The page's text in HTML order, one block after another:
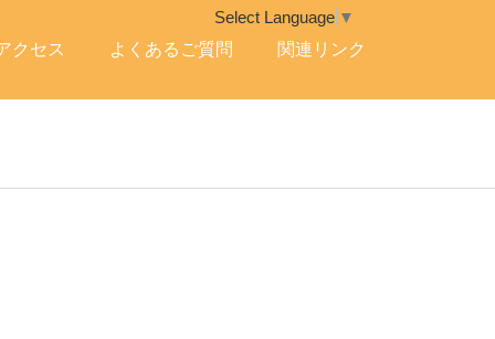
クセス よくあるご質問 関連リンク
Select Language ▼